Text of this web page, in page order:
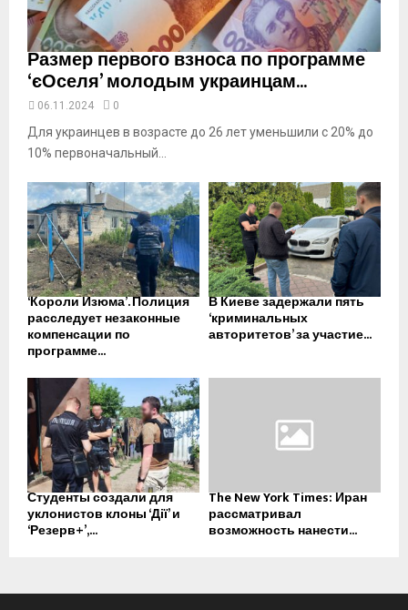
e
Размер первого взноса по программе
‘єОселя’ молодым украинцам...
06.11.2024 0
Для украинцев в возрасте до 26 лет уменьшили с 20% до
10% первоначальный...
‘Короли Изюма’. Полиция
расследует незаконные
компенсации по
программе...
В Киеве задержали пять
‘криминальных
авторитетов’ за участие...
Студенты создали для
уклонистов клоны ‘Дії’ и
‘Резерв+’,...
The New York Times: Иран
рассматривал
возможность нанести...